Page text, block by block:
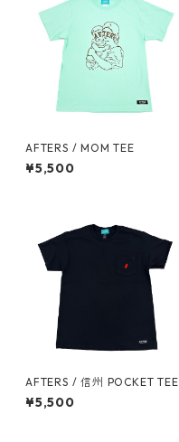
AFTERS / MOM TEE
¥5,500
AFTERS / 信州 POCKET TEE
¥5,500